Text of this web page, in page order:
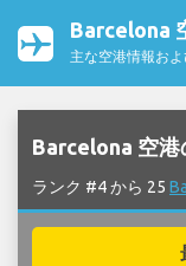
Barcelona
主な空港情報お
Barcelona 空港
ランク #4 から 25